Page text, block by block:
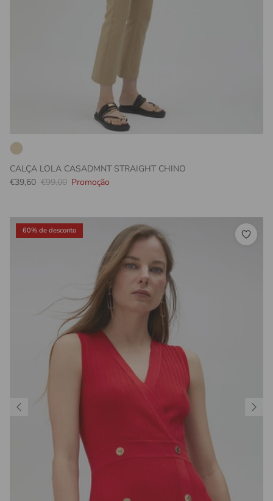
CALÇA LOLA CASADMNT STRAIGHT CHINO
Preço promocional
€39,60 Preço normal
€99,00 Promoção
60% de desconto